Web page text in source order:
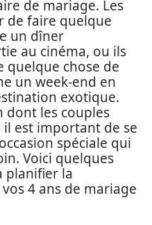
de mariage. Les
de faire quelque
un dîner
au cinéma, ou ils
quelque chose de
un week-end en
exotique.
dont les couples
il est important de se
spéciale qui
Voici quelques
planifier la
4 ans de mariage